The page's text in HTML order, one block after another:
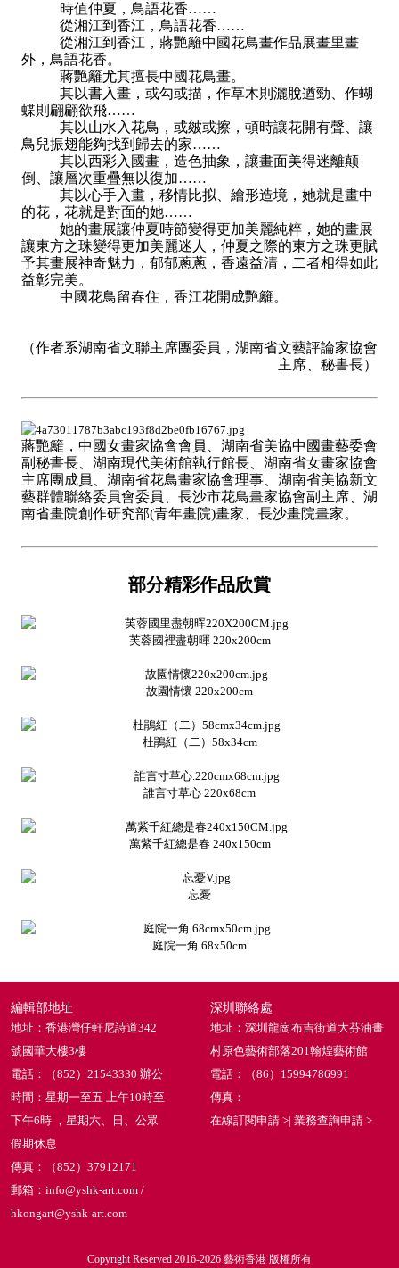
時值仲夏，鳥語花香……
從湘江到香江，鳥語花香……
從湘江到香江，蔣艷籬中國花鳥畫作品展畫里畫
外，鳥語花香。
蔣艷籬尤其擅長中國花鳥畫。
其以書入畫，或勾或描，作草木則灑脫遒勁、作蝴
蝶則翩翩欲飛……
其以山水入花鳥，或皴或擦，頓時讓花開有聲、讓
鳥兒振翅能夠找到歸去的家……
其以西彩入國畫，造色抽象，讓畫面美得迷離颠
倒、讓層次重疊無以復加……
其以心手入畫，移情比拟、繪形造境，她就是畫中
的花，花就是對面的她……
她的畫展讓仲夏時節變得更加美麗純粹，她的畫展
讓東方之珠變得更加美麗迷人，仲夏之際的東方之珠更賦
予其畫展神奇魅力，郁郁蔥蔥，香遠益清，二者相得如此
益彰完美。
中國花鳥留春住，香江花開成艷籬。
（作者系湖南省文聯主席團委員，湖南省文藝評論家協會
主席、秘書長）
蔣艷籬，中國女畫家協會會員、湖南省美協中國畫藝委會
副秘書長、湖南現代美術館執行館長、湖南省女畫家協會
主席團成員、湖南省花鳥畫家協會理事、湖南省美協新文
藝群體聯絡委員會委員、長沙市花鳥畫家協會副主席、湖
南省畫院創作研究部(青年畫院)畫家、長沙畫院畫家。
部分精彩作品欣賞
芙蓉國裡盡朝暉 220x200cm
故園情懷 220x200cm
杜鵑紅（二）58x34cm
誰言寸草心 220x68cm
萬紫千紅總是春 240x150cm
忘憂
庭院一角 68x50cm
編輯部地址
地址：香港灣仔軒尼詩道342
號國華大樓3樓
電話：（852）21543330 辦公
時間：星期一至五 上午10時至
下午6時 ，星期六、日、公眾
假期休息
傳真：（852）37912171
郵箱：info@yshk-art.com /
hkongart@yshk-art.com
深圳聯絡處
地址：深圳龍崗布吉街道大芬油畫
村原色藝術部落201翰煌藝術館
電話：（86）15994786991
傳真：
在線訂閱申請 >| 業務查詢申請 >
Copyright Reserved 2016-2026 藝術香港 版權所有